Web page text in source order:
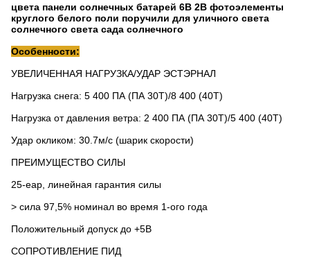
цвета панели солнечных батарей 6В 2В фотоэлементы
круглого белого поли поручили для уличного света
солнечного света сада солнечного
Особенности:
УВЕЛИЧЕННАЯ НАГРУЗКА/УДАР ЭСТЭРНАЛ
Нагрузка снега: 5 400 ПА (ПА 30Т)/8 400 (40Т)
Нагрузка от давления ветра: 2 400 ПА (ПА 30Т)/5 400 (40Т)
Удар окликом: 30.7м/с (шарик скорости)
ПРЕИМУЩЕСТВО СИЛЫ
25-еар, линейная гарантия силы
> сила 97,5% номинал во время 1-ого года
Положительный допуск до +5В
СОПРОТИВЛЕНИЕ ПИД